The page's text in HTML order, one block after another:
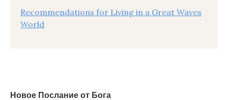
Recommendations for Living in a Great Waves
World
Новое Послание от Бога